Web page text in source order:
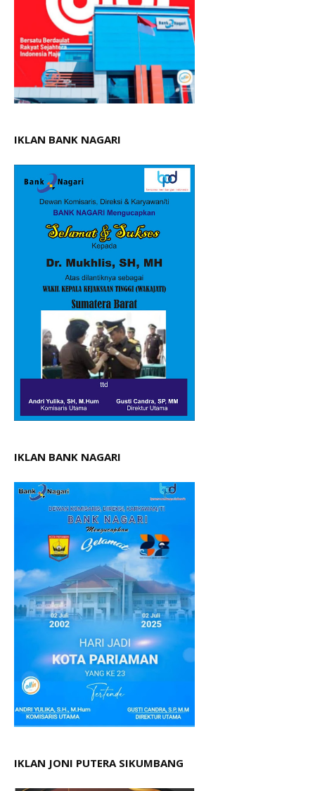
IKLAN BANK NAGARI
IKLAN BANK NAGARI
IKLAN JONI PUTERA SIKUMBANG